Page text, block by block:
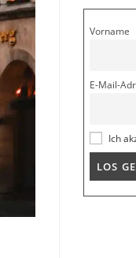
Vorname
E-Mail-
Ich